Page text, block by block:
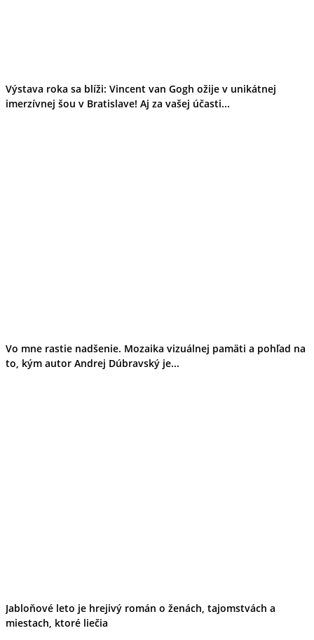
Výstava roka sa blíži: Vincent van Gogh ožije v unikátnej
imerzívnej šou v Bratislave! Aj za vašej účasti...
Vo mne rastie nadšenie. Mozaika vizuálnej pamäti a pohľad na
to, kým autor Andrej Dúbravský je...
Jabloňové leto je hrejivý román o ženách, tajomstvách a
miestach, ktoré liečia